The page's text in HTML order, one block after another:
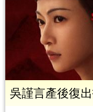
吳謹言產後復